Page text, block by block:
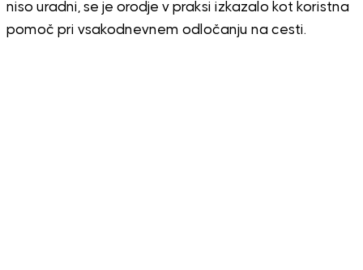
niso uradni, se je orodje v praksi izkazalo kot koristna
pomoč pri vsakodnevnem odločanju na cesti.